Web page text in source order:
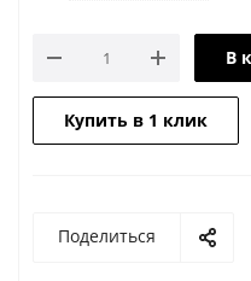
В
Купить в 1 клик
Поделиться